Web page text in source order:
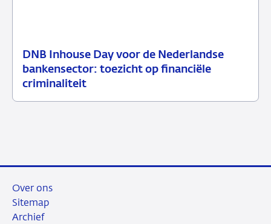
DNB Inhouse Day voor de Nederlandse
bankensector: toezicht op financiële
criminaliteit
16
juli
Nieuwsbericht
toezicht
Over ons
Sitemap
Archief